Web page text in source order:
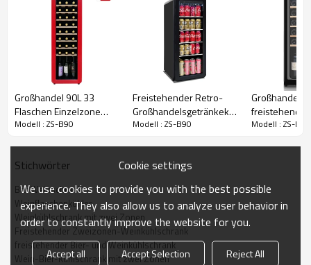
Videobeschreibung
Artikelnummer: ZS-B90
Großhandel 90L 33
Flaschen Einzelzone
Vintage Rotwein
Lüfterkühlung
Modell : ZS-B90
Freistehender Retro-
Großhandelsgetränkekühler
ZS-A58Y für die
Modell : ZS-B90
Großhandel
freistehender
schwarzer
Modell : ZS-B90
Stichwörter
Bar Weinschrank
Weinflaschenkühler
Weinkühlschrank mit zwei Zonen
Freistehender Zweizonen-Weinkühlschrank
freistehender Bier- und Weinkühlschrank
Wein-Bier-Kühlschrank mit zwei Zonen
Cookie settings
We use cookies to provide you with the best possible
experience. They also allow us to analyze user behavior in
order to constantly improve the website for you.
Accept all Accept Selection Reject All